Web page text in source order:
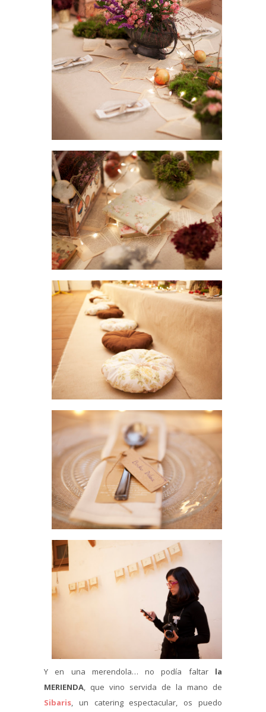
Y en una merendola… no podía faltarla
MERIENDA, que vino servida de la mano de
Sibaris, un catering espectacular, os puedo